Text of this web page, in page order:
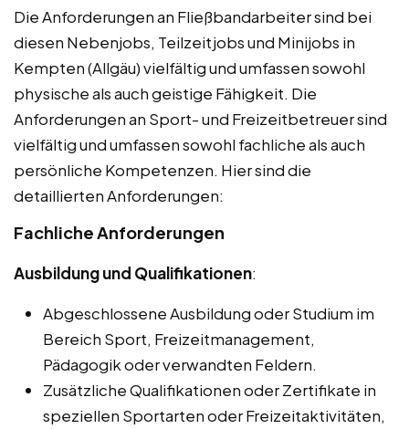
Die Anforderungen an Fließbandarbeiter sind bei
diesen Nebenjobs, Teilzeitjobs und Minijobs in
Kempten (Allgäu) vielfältig und umfassen sowohl
physische als auch geistige Fähigkeit. Die
Anforderungen an Sport- und Freizeitbetreuer sind
vielfältig und umfassen sowohl fachliche als auch
persönliche Kompetenzen. Hier sind die
detaillierten Anforderungen:
Fachliche Anforderungen
Ausbildung und Qualifikationen:
Abgeschlossene Ausbildung oder Studium im
Bereich Sport, Freizeitmanagement,
Pädagogik oder verwandten Feldern.
Zusätzliche Qualifikationen oder Zertifikate in
speziellen Sportarten oder Freizeitaktivitäten,